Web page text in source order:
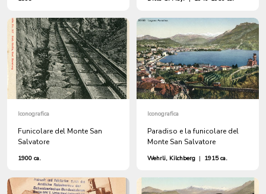
Iconografica
Funicolare del Monte San
Salvatore
1900 ca.
Iconografica
Paradiso e la funicolare del
Monte San Salvatore
Wehrli, Kilchberg | 1915 ca.